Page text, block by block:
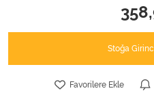
Stoğa
Favorilere Ekle